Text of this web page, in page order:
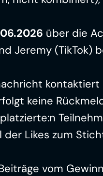
über die
Jeremy (TikTok)
kontaktiert
keine
vom